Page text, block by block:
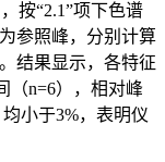
按“2.1”项下色谱
参照峰，分别计算
结果显示，各特征
（n=6），相对峰
小于3%，表明仪